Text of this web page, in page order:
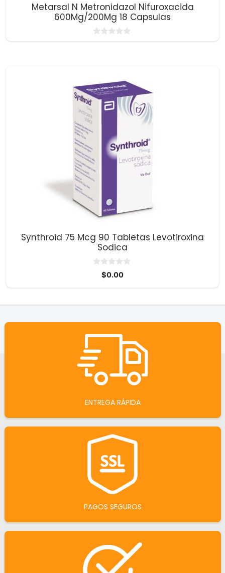
Metarsal N Metronidazol Nifuroxacida
600Mg/200Mg 18 Capsulas
Synthroid 75 Mcg 90 Tabletas Levotiroxina
Sodica
$0.00
ENTREGA RÁPIDA
PAGOS SEGUROS